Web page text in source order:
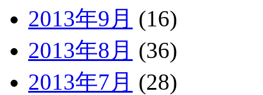
2013年9月 (16)
2013年8月 (36)
2013年7月 (28)